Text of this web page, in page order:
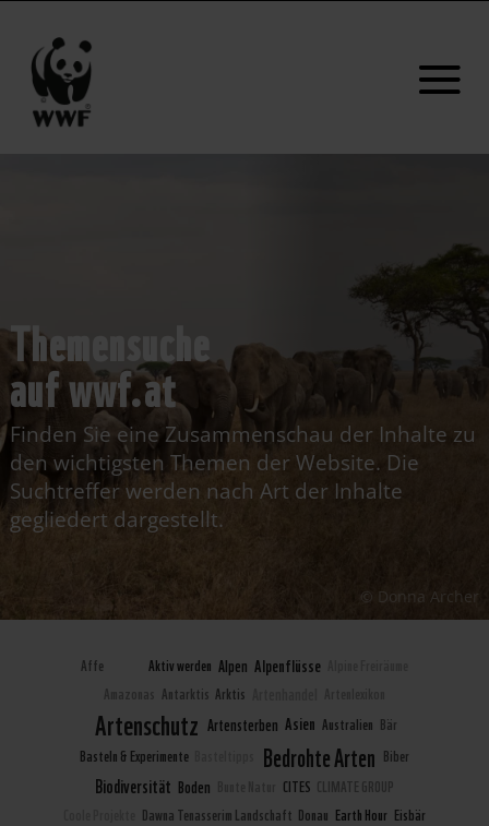
Themensuche
auf wwf.at
Finden Sie eine Zusammenschau der Inhalte zu
den wichtigsten Themen der Website. Die
Suchtreffer werden nach Art der Inhalte
gegliedert dargestellt.
© Donna Archer
Affe Aktiv werden Alpen Alpenflüsse
Antarktis Arktis
Artenschutz Artensterben Asien Australien Bär
Basteln & Experimente
Bedrohte Arten Biber
Biodiversität Boden CITES CLIMATE GROUP
Dawna Tenasserim Landschaft Donau Earth Hour Eisbär